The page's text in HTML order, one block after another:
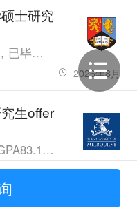
士研究
上海工程技术大学，工业工程，已毕业，GPA3.4
2026年8月
生offer
上海大学，通信工程，其他，GPA83.1，雅思7.0
2026年7月
究生